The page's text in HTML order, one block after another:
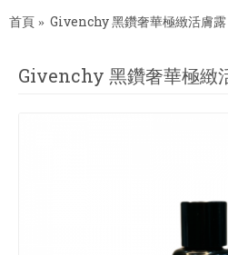
首頁 Givenchy 黑鑽奢華極緻活膚
Givenchy 黑鑽奢華極緻